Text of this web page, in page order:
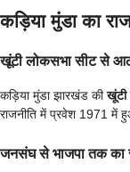
कड़िया मुंडा का
खूंटी लोकसभा सीट से
कड़िया मुंडा झारखंड कीखूंटी
राजनीति में प्रवेश 1971 में
जनसंघ से भाजपा तक